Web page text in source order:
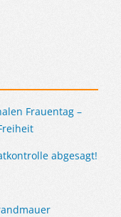
Frauentag –
abgesagt!